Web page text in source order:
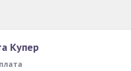
Купер